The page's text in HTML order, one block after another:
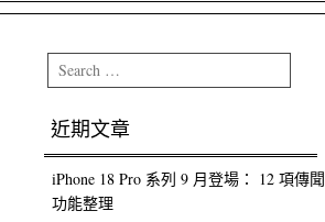
Search
近期文章
iPhone 18 Pro 系列 9 月登場： 12 項傳聞
功能整理